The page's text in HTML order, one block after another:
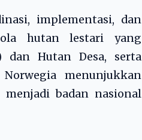
implementasi, dan
hutan lestari yang
dan Hutan Desa, serta
menunjukkan
menjadi badan nasional